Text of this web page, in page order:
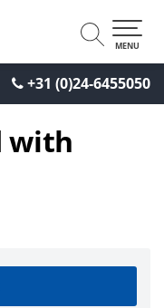
+31 (0)24-6455050
MENU
with